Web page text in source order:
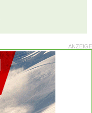
ANZEIGE